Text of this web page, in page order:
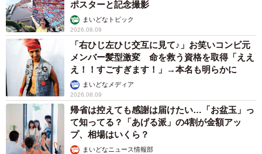
ポスターと記念撮影
まいどなトピック
2026.08.09
「右ひじ左ひじ交互に見て♪」お笑いコンビ元
メンバー髪型激変 命を救う資格を取得「ええ
え！！すごすぎます！」→本名も明らかに
まいどなメディア
2026.08.09
帰省は控えても感謝は届けたい…「お盆玉」っ
て知ってる？「あげる派」の4割が金額アッ
プ、相場はいくら？
まいどなニュース情報部